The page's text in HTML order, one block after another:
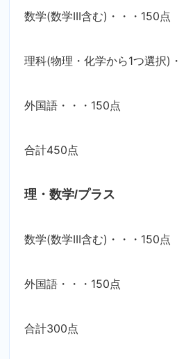
数学(数学III含む)・・・150点
理科(物理・化学から1つ選択)・
外国語・・・150点
合計450点
理・数学/プラス
数学(数学III含む)・・・150点
外国語・・・150点
合計300点